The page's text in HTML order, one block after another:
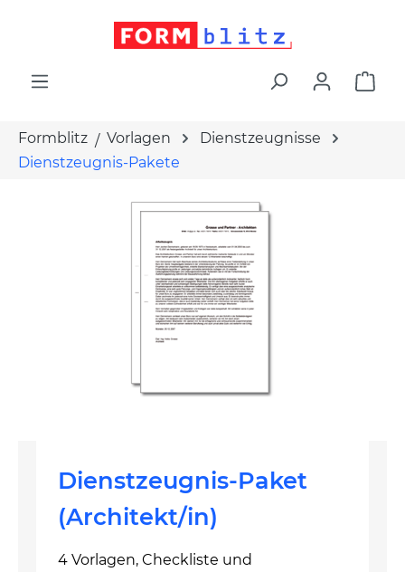
Formblitz Vorlagen
Dienstzeugnisse
Dienstzeugnis-Pakete
Dienstzeugnis-Paket
(Architekt/in)
4 Vorlagen, Checkliste und